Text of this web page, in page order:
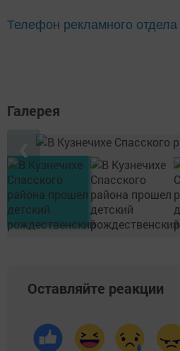
Телефон рекламного отдела
Галерея
Оставляйте реакции